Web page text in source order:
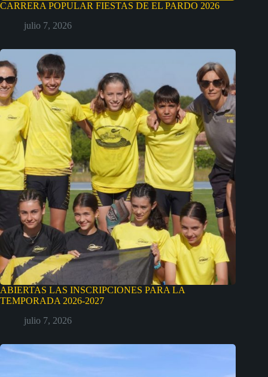
CARRERA POPULAR FIESTAS DE EL PARDO 2026
julio 7, 2026
ABIERTAS LAS INSCRIPCIONES PARA LA
TEMPORADA 2026-2027
julio 7, 2026